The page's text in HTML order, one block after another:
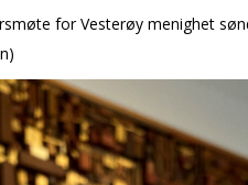
for Vesterøy menighet